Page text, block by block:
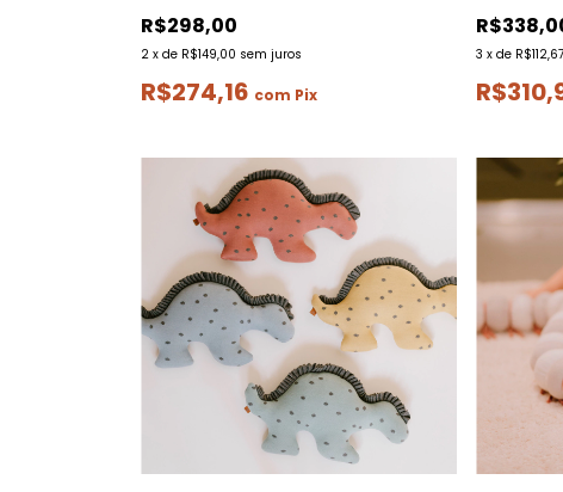
R$298,00
2 x de R$149,00 sem juros
R$274,16 com Pix
3 x de R$112,67